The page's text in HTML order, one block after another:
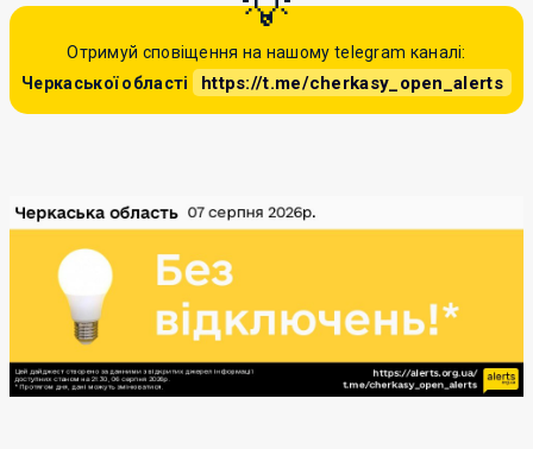
Отримуй сповіщення на нашому telegram каналі:
Черкаської області
https://t.me/cherkasy_open_alerts